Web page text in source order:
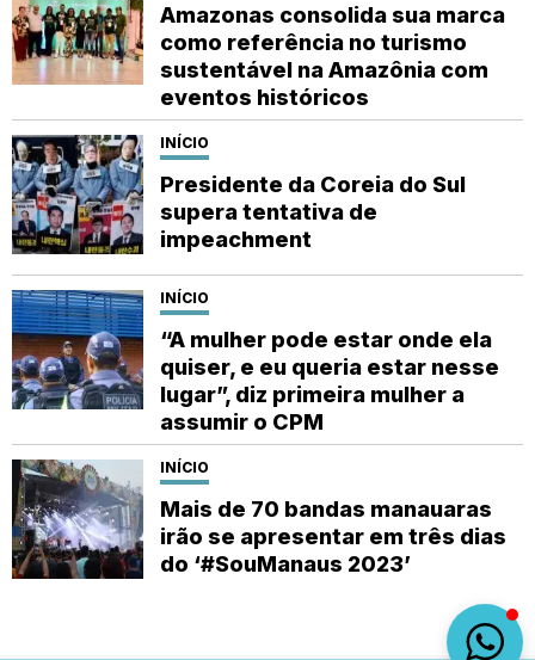
Amazonas consolida sua marca
como referência no turismo
sustentável na Amazônia com
eventos históricos
INÍCIO
Presidente da Coreia do Sul
supera tentativa de
impeachment
INÍCIO
“A mulher pode estar onde ela
quiser, e eu queria estar nesse
lugar”, diz primeira mulher a
assumir o CPM
INÍCIO
Mais de 70 bandas manauaras
irão se apresentar em três dias
do ‘#SouManaus 2023’